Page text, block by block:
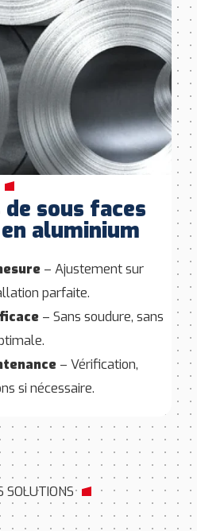
sous faces
aluminium
– Ajustement sur
parfaite.
– Sans soudure, sans
– Vérification,
si nécessaire.
SOLUTIONS